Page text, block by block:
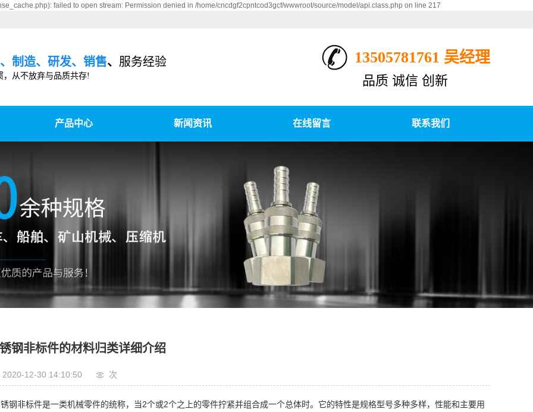
failed to open stream: Permission denied in /home/cncdgf2cpntcod3gcf/wwwroot/source/model/api.class.php on line 217
制造、研发、销售、 服务经验
，从不放弃与品质共存!
13505781761 吴经理
品质 诚信 创新
产品中心 新闻资讯 在线留言 联系我们
钢非标件的材料归类详细介绍
2020-12-30 14:10:50 次
钢非标件是一类机械零件的统称，当2个或2个之上的零件拧紧并组合成一个总体时。它的特性是规格型号多种多样，性能和主要用